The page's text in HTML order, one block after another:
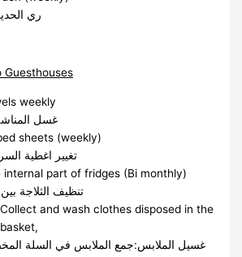
ري
Guesthouses
weekly
غسل
sheets (weekly)
تغيير اغطية
internal part of fridges (Bi monthly)
تنظيف الثلاجة
and wash clothes disposed in the
غسيل الملابس:جمع الملابس في السلة